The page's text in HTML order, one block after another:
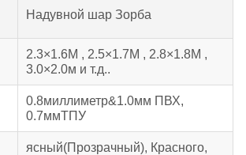
Надувной шар Зорба
2.3×1.6М , 2.5×1.7М , 2.8×1.8М ,
3.0×2.0м и т.д..
0.8миллиметр&1.0мм ПВХ,
0.7ммТПУ
ясный(Прозрачный), Красного,